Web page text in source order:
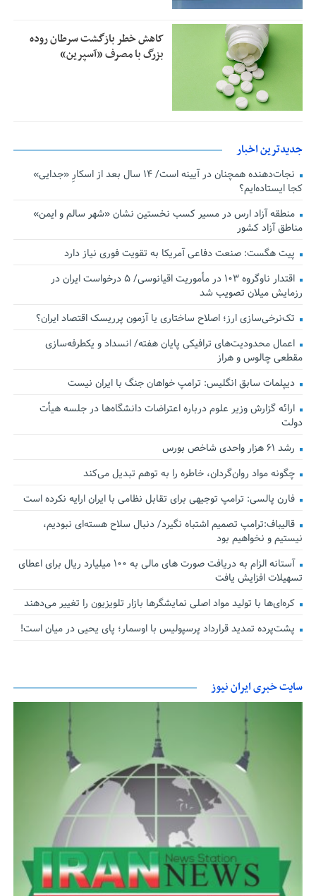
کاهش خطر بازگشت سرطان روده
بزرگ با مصرف «آسپرین»
جدیدترین اخبار
نجات‌دهنده‌ همچنان در آیینه است/ ۱۴ سال بعد از اسکارِ «جدایی»
کجا ایستاده‌ایم؟
منطقه آزاد ارس در مسیر کسب نخستین نشان «شهر سالم و ایمن»
مناطق آزاد کشور
پیت هگست: صنعت دفاعی آمریکا به تقویت فوری نیاز دارد
اقتدار ناوگروه ۱۰۳ در مأموریت‌ اقیانوسی/ ۵ درخواست ایران در
رزمایش میلان تصویب شد
تک‌نرخی‌سازی ارز؛ اصلاح ساختاری یا آزمون پرریسک اقتصاد ایران؟
اعمال محدودیت‌های ترافیکی پایان هفته/ انسداد و یکطرفه‌سازی
مقطعی چالوس و هراز
دیپلمات سابق انگلیس:‌ ترامپ خواهان جنگ با ایران نیست
ارائه گزارش وزیر علوم درباره اعتراضات دانشگاه‌ها در جلسه هیأت
دولت
رشد ۶۱ هزار واحدی شاخص بورس
چگونه مواد روان‌گردان، خاطره را به توهم تبدیل می‌کند
فارن پالسی: ترامپ توجیهی برای تقابل نظامی با ایران ارایه نکرده است
قالیباف:ترامپ تصمیم اشتباه نگیرد/ دنبال سلاح هسته‌ای نبودیم،
نیستیم و نخواهیم بود
آستانه الزام به دریافت صورت های مالی به ۱۰۰ میلیارد ریال برای اعطای
تسهیلات افزایش یافت
کره‌ای‌ها با تولید مواد اصلی نمایشگرها بازار تلویزیون را تغییر می‌دهند
پشت‌پرده تمدید قرارداد پرسپولیس با اوسمار؛ پای یحیی در میان است!
سایت خبری ایران نیوز